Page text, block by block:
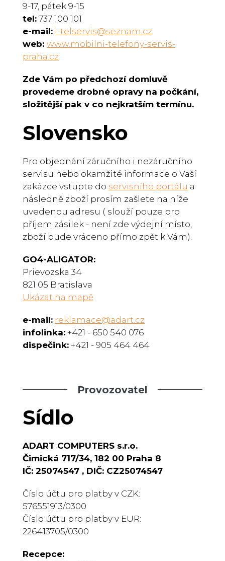
9-17, pátek 9-15
tel: 737 100 101
e-mail: i-telservis@seznam.cz
web: www.mobilni-telefony-servis-
praha.cz
Zde Vám po předchozí domluvě
provedeme drobné opravy na počkání,
složitější pak v co nejkratším termínu.
Slovensko
Pro objednání záručního i nezáručního
servisu nebo okamžité informace o Vaší
zakázce vstupte do servisního portálu a
následně zboží prosím zašlete na níže
uvedenou adresu ( slouží pouze pro
příjem zásilek - není zde výdejní místo,
zboží bude vráceno přímo zpět k Vám).
GO4-ALIGATOR:
Prievozska 34
821 05 Bratislava
Ukázat na mapě
e-mail: reklamace@adart.cz
infolinka: +421 - 650 540 076
dispečink: +421 - 905 464 464
Provozovatel
Sídlo
ADART COMPUTERS s.r.o.
Čimická 717/34, 182 00 Praha 8
IČ: 25074547 , DIČ: CZ25074547
Číslo účtu pro platby v CZK:
576551913/0300
Číslo účtu pro platby v EUR:
226413705/0300
Recepce: